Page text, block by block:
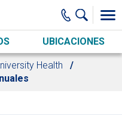
UBICACIONES
Health